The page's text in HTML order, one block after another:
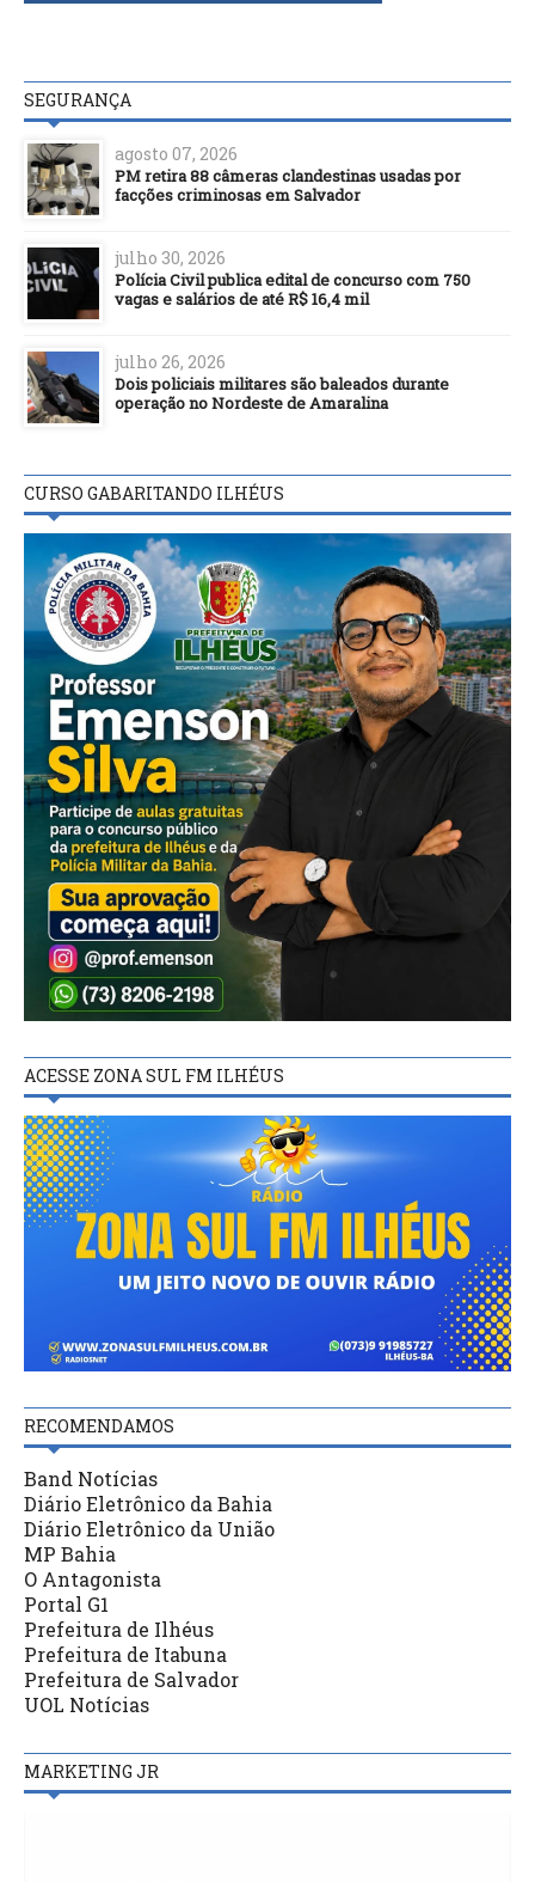
SEGURANÇA
agosto 07, 2026
PM retira 88 câmeras clandestinas usadas por
facções criminosas em Salvador
julho 30, 2026
Polícia Civil publica edital de concurso com 750
vagas e salários de até R$ 16,4 mil
julho 26, 2026
Dois policiais militares são baleados durante
operação no Nordeste de Amaralina
CURSO GABARITANDO ILHÉUS
ACESSE ZONA SUL FM ILHÉUS
RECOMENDAMOS
Band Notícias
Diário Eletrônico da Bahia
Diário Eletrônico da União
MP Bahia
O Antagonista
Portal G1
Prefeitura de Ilhéus
Prefeitura de Itabuna
Prefeitura de Salvador
UOL Notícias
MARKETING JR